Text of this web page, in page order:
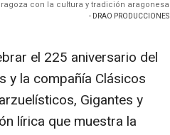
con la cultura y tradición aragonesa
- DRAO PRODUCCIONES
el 225 aniversario del
y la compañía Clásicos
Gigantes y
lírica que muestra la